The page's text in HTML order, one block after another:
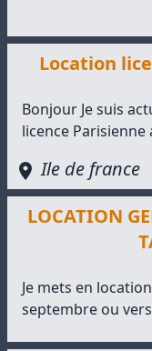
Location
Bonjour Je suis
licence Parisienne
Ile de france
LOCATION
Je mets en
septembre ou